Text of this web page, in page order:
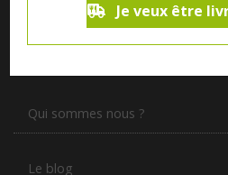
Je veux être
Notre magasin situé à
Qui sommes nous ?
Le blog